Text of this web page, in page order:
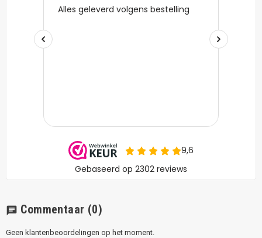
chat Commentaar (0)
Geen klantenbeoordelingen op het moment.